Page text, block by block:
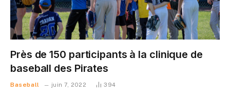
Près de 150 participants à la clinique de
baseball des Pirates
Baseball juin 7, 2022 394